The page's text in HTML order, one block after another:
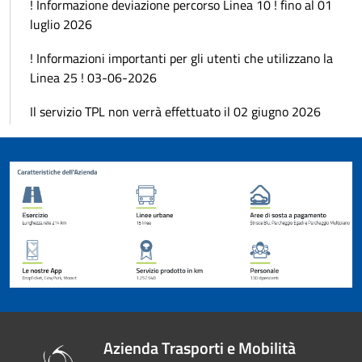
! Informazione deviazione percorso Linea 10 ! fino al 01
luglio 2026
! Informazioni importanti per gli utenti che utilizzano la
Linea 25 ! 03-06-2026
Il servizio TPL non verrà effettuato il 02 giugno 2026
Azienda Trasporti e Mobilità